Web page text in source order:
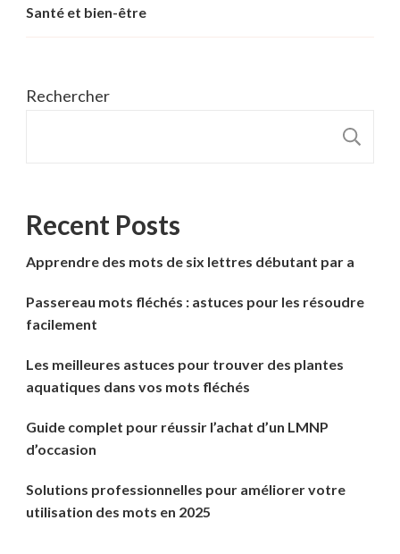
Santé et bien-être
Rechercher
Recent Posts
Apprendre des mots de six lettres débutant par a
Passereau mots fléchés : astuces pour les résoudre
facilement
Les meilleures astuces pour trouver des plantes
aquatiques dans vos mots fléchés
Guide complet pour réussir l’achat d’un LMNP
d’occasion
Solutions professionnelles pour améliorer votre
utilisation des mots en 2025